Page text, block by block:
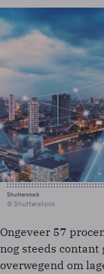
Shutterstock
© Shutterstock
Ongeveer 57
nog steeds contant
overwegend om